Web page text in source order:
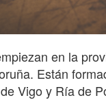
en la
Están
Vigo y Ría de